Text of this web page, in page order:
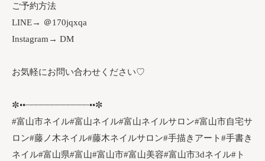
ご予約方法
LINE→ ＠170jqxqa
Instagram→ DM
お気軽にお問い合わせください♡
✼••┈┈┈┈┈┈┈┈┈┈┈┈••✼
#富山市ネイル#富山ネイル#富山ネイルサロン#富山市自宅サ
ロン#藤ノ木ネイル#藤木ネイルサロン#手描きアート#手書き
ネイル#富山県#富山#富山市#富山美容#富山市3dネイル#ト